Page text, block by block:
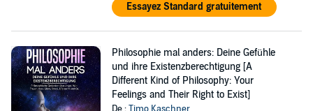
Essayez Standard gratuitement
Philosophie mal anders: Deine Gefühle
und ihre Existenzberechtigung [A
Different Kind of Philosophy: Your
Feelings and Their Right to Exist]